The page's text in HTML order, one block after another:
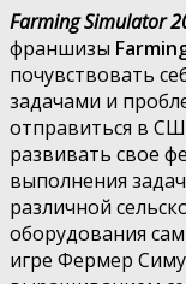
Farming Simulator
франшизы
почувствовать
задачами и
отправиться в
развивать свое
выполнения
различной
оборудования
игре Фермер